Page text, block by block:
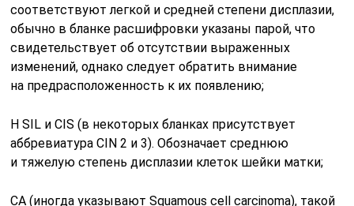
соответствуют легкой и средней степени дисплазии,
обычно в бланке расшифровки указаны парой, что
свидетельствует об отсутствии выраженных
изменений, однако следует обратить внимание
на предрасположенность к их появлению;
Н SIL и CIS (в некоторых бланках присутствует
аббревиатура CIN 2 и 3). Обозначает среднюю
и тяжелую степень дисплазии клеток шейки матки;
СА (иногда указывают Squamous cell carcinoma), такой